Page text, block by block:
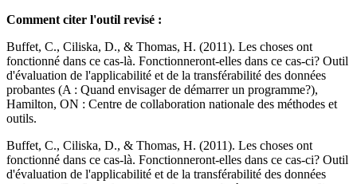
Comment citer l'outil revisé :
Buffet, C., Ciliska, D., & Thomas, H. (2011). Les choses ont
fonctionné dans ce cas-là. Fonctionneront-elles dans ce cas-ci? Outil
d'évaluation de l'applicabilité et de la transférabilité des données
probantes (A : Quand envisager de démarrer un programme?),
Hamilton, ON : Centre de collaboration nationale des méthodes et
outils.
Buffet, C., Ciliska, D., & Thomas, H. (2011). Les choses ont
fonctionné dans ce cas-là. Fonctionneront-elles dans ce cas-ci? Outil
d'évaluation de l'applicabilité et de la transférabilité des données